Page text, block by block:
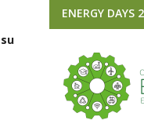
ENERGY DAYS